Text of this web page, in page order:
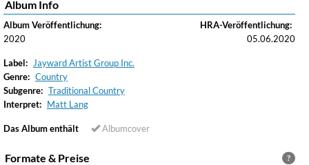
Album Info
Album Veröffentlichung:
2020
HRA-Veröffentlichung:
05.06.2020
Label:
Jayward Artist Group Inc.
Genre: Country
Subgenre: Traditional Country
Interpret: Matt Lang
Das Album enthält Albumcover
?
Formate & Preise